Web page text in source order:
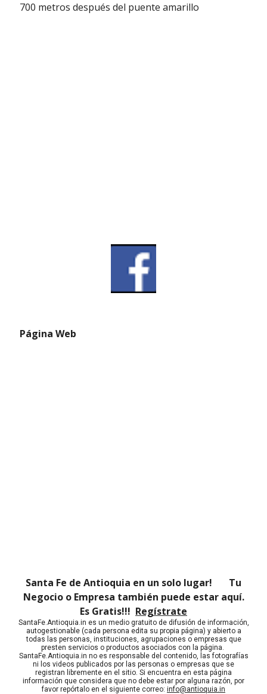
700 metros después del puente amarillo
Página Web
Santa Fe de Antioquia en un solo lugar! Tu
Negocio o Empresa también puede estar aquí.
Es Gratis!!! Regístrate
SantaFe.Antioquia.in es un medio gratuito de difusión de información,
autogestionable (cada persona edita su propia página) y abierto a
todas las personas, instituciones, agrupaciones o empresas que
presten servicios o productos asociados con la página.
SantaFe.Antioquia.in no es responsable del contenido, las fotografías
ni los videos publicados por las personas o empresas que se
registran libremente en el sitio. Si encuentra en esta página
información que considera que no debe estar por alguna razón, por
favor repórtalo en el siguiente correo: info@antioquia.in